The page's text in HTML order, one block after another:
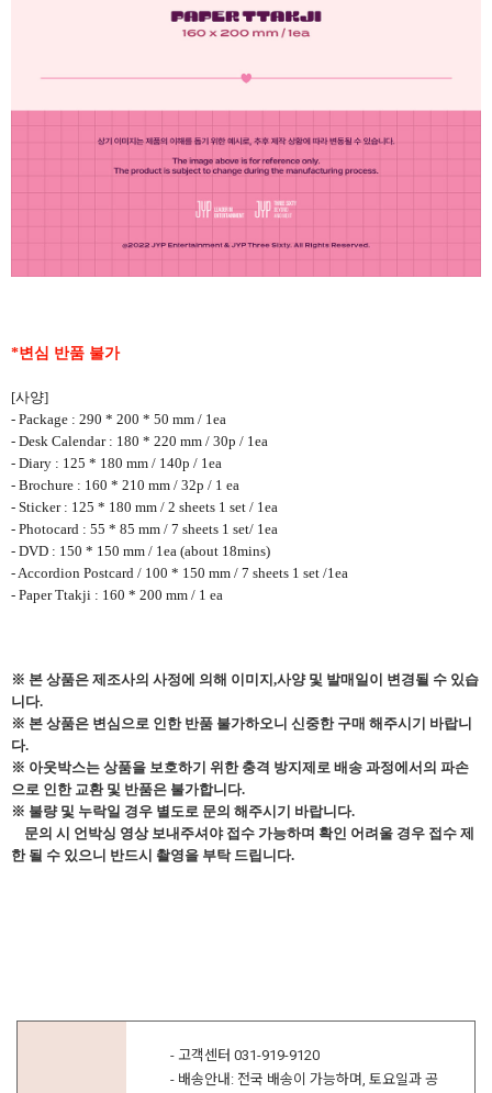
*변심 반품 불가
[사양]
- Package : 290 * 200 * 50 mm / 1ea
- Desk Calendar : 180 * 220 mm / 30p / 1ea
- Diary : 125 * 180 mm / 140p / 1ea
- Brochure : 160 * 210 mm / 32p / 1 ea
- Sticker : 125 * 180 mm / 2 sheets 1 set / 1ea
- Photocard : 55 * 85 mm / 7 sheets 1 set/ 1ea
- DVD : 150 * 150 mm / 1ea (about 18mins)
- Accordion Postcard / 100 * 150 mm / 7 sheets 1 set /1ea
- Paper Ttakji : 160 * 200 mm / 1 ea
※ 본 상품은 제조사의 사정에 의해 이미지,사양 및 발매일이 변경될 수 있습
니다.
※ 본 상품은 변심으로 인한 반품 불가하오니 신중한 구매 해주시기 바랍니
다.
※ 아웃박스는 상품을 보호하기 위한 충격 방지제로 배송 과정에서의 파손
으로 인한 교환 및 반품은 불가합니다.
※ 불량 및 누락일 경우 별도로 문의 해주시기 바랍니다.
문의 시 언박싱 영상 보내주셔야 접수 가능하며 확인 어려울 경우 접수 제
한 될 수 있으니 반드시 촬영을 부탁 드립니다.
- 고객센터 031-919-9120
- 배송안내: 전국 배송이 가능하며, 토요일과 공